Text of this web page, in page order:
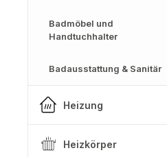
Badmöbel und
Handtuchhalter
Badausstattung & Sanitär
Heizung
Heizkörper